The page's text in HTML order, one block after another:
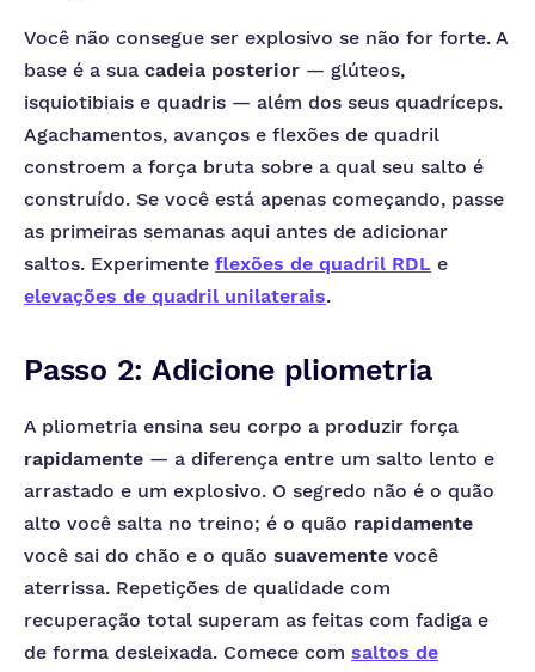
Você não consegue ser explosivo se não for forte. A
base é a sua cadeia posterior — glúteos,
isquiotibiais e quadris — além dos seus quadríceps.
Agachamentos, avanços e flexões de quadril
constroem a força bruta sobre a qual seu salto é
construído. Se você está apenas começando, passe
as primeiras semanas aqui antes de adicionar
saltos. Experimente flexões de quadril RDL e
elevações de quadril unilaterais.
Passo 2: Adicione pliometria
A pliometria ensina seu corpo a produzir força
rapidamente — a diferença entre um salto lento e
arrastado e um explosivo. O segredo não é o quão
alto você salta no treino; é o quão rapidamente
você sai do chão e o quão suavemente você
aterrissa. Repetições de qualidade com
recuperação total superam as feitas com fadiga e
de forma desleixada. Comece com saltos de